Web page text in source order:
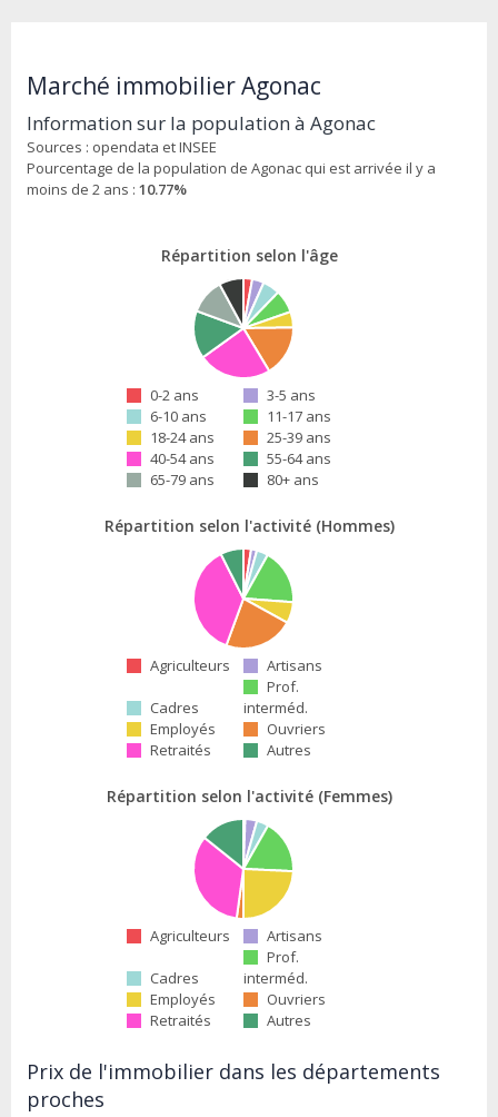
Marché immobilier Agonac
Information sur la population à Agonac
Sources : opendata et INSEE
Pourcentage de la population de Agonac qui est arrivée il y a
moins de 2 ans : 10.77%
Répartition selon l'âge
0-2 ans
3-5 ans
6-10 ans
11-17 ans
18-24 ans
25-39 ans
40-54 ans
55-64 ans
65-79 ans
80+ ans
Répartition selon l'activité (Hommes)
Agriculteurs Artisans
Cadres
Prof.
interméd.
Employés
Ouvriers
Retraités
Autres
Répartition selon l'activité (Femmes)
Agriculteurs Artisans
Cadres
Prof.
interméd.
Employés
Ouvriers
Retraités
Autres
Prix de l'immobilier dans les départements
proches